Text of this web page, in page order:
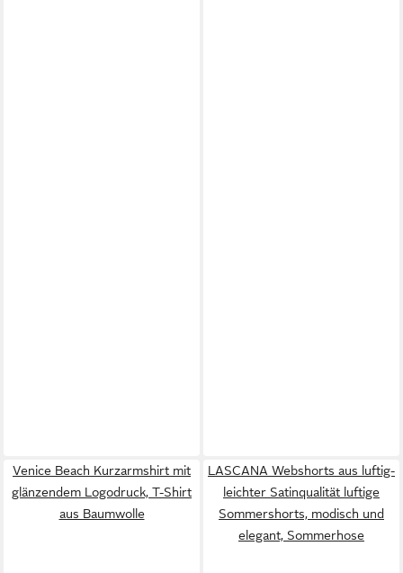
Venice Beach Kurzarmshirt mit
glänzendem Logodruck, T-Shirt
aus Baumwolle
LASCANA Webshorts aus luftig-
leichter Satinqualität luftige
Sommershorts, modisch und
elegant, Sommerhose